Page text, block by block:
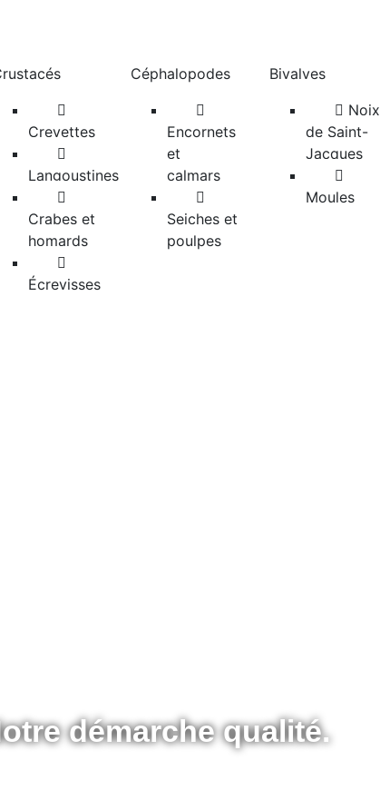
Crevettes
Langoustines
Crabes et
homards
Écrevisses
Céphalopodes
Encornets
et
calmars
Seiches et
poulpes
Bivalves
Noix
de Saint-
Jacques
Moules
démarche qualité.